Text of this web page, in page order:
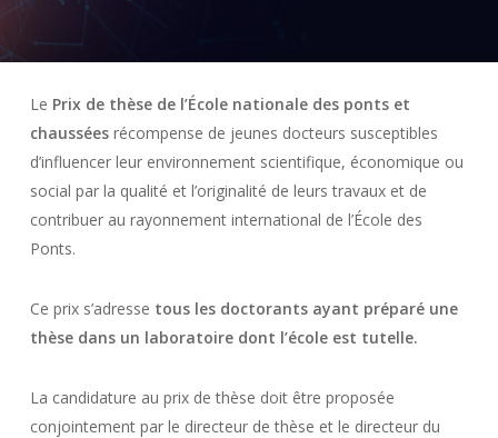
Le Prix de thèse de l’École nationale des ponts et
chaussées récompense de jeunes docteurs susceptibles
d’influencer leur environnement scientifique, économique ou
social par la qualité et l’originalité de leurs travaux et de
contribuer au rayonnement international de l’École des
Ponts.
Ce prix s’adresse tous les doctorants ayant préparé une
thèse dans un laboratoire dont l’école est tutelle.
La candidature au prix de thèse doit être proposée
conjointement par le directeur de thèse et le directeur du